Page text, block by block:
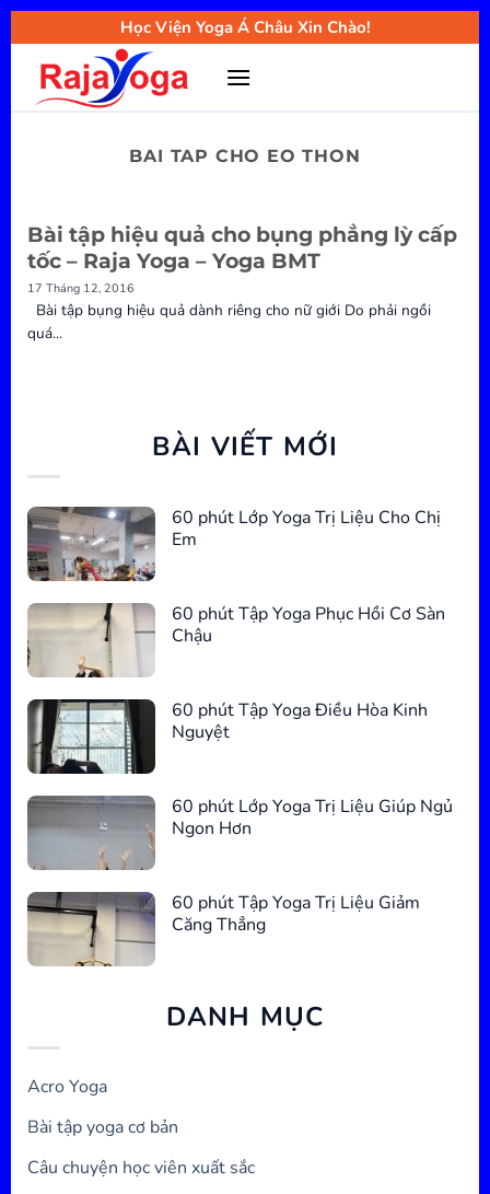
Bỏ
qua
nội
Học Viện Yoga Á Châu Xin Chào!
BAI TAP CHO EO THON
Bài tập hiệu quả cho bụng phẳng lỳ cấp
tốc – Raja Yoga – Yoga BMT
17 Tháng 12, 2016
Bài tập bụng hiệu quả dành riêng cho nữ giới Do phải ngồi
quá...
BÀI VIẾT MỚI
60 phút Lớp Yoga Trị Liệu Cho Chị
Em
60 phút Tập Yoga Phục Hồi Cơ Sàn
Chậu
60 phút Tập Yoga Điều Hòa Kinh
Nguyệt
60 phút Lớp Yoga Trị Liệu Giúp Ngủ
Ngon Hơn
60 phút Tập Yoga Trị Liệu Giảm
Căng Thẳng
DANH MỤC
Acro Yoga
Bài tập yoga cơ bản
Câu chuyện học viên xuất sắc